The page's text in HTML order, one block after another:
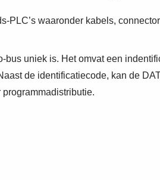
waaronder kabels,
uniek is. Het omvat een
de identificatiecode, kan de